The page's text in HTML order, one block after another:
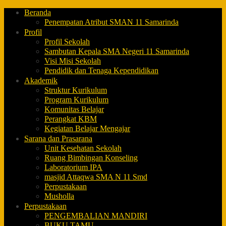
Beranda
Penempatan Atribut SMAN 11 Samarinda
Profil
Profil Sekolah
Sambutan Kepala SMA Negeri 11 Samarinda
Visi Misi Sekolah
Pendidik dan Tenaga Kependidikan
Akademik
Struktur Kurikulum
Program Kurikulum
Komunitas Belajar
Perangkat KBM
Kegiatan Belajar Mengajar
Sarana dan Prasarana
Unit Kesehatan Sekolah
Ruang Bimbingan Konseling
Laboratorium IPA
masjid Attaqwa SMA N 11 Smd
Perpustakaan
Musholla
Perpustakaan
PENGEMBALIAN MANDIRI